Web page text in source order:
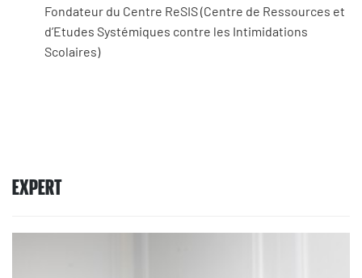
Fondateur du Centre ReSIS (Centre de Ressources et
d’Etudes Systémiques contre les Intimidations
Scolaires)
EXPERT